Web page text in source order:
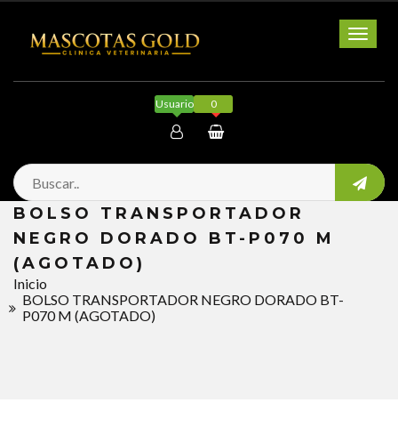
Usuario
Salir
0
BOLSO TRANSPORTADOR
NEGRO DORADO BT-P070 M
(AGOTADO)
Inicio
BOLSO TRANSPORTADOR NEGRO DORADO BT-
P070 M (AGOTADO)